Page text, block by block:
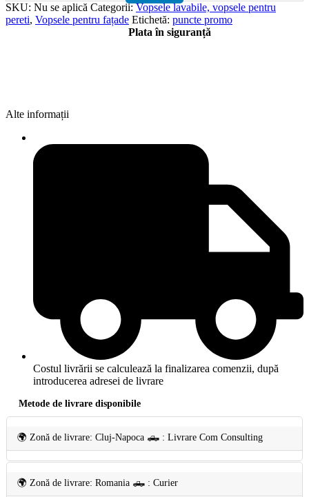
SKU: Nu se aplică Categorii:Vopsele lavabile, vopsele pentru
pereti, Vopsele pentru fațade Etichetă: puncte promo
Plata în siguranță
Alte informații
Costul livrării se calculează la finalizarea comenzii, după
introducerea adresei de livrare
Metode de livrare disponibile
🌍 Zonă de livrare: Cluj-Napoca 🛻 : Livrare Com Consulting
🌍 Zonă de livrare: Romania 🛻 : Curier